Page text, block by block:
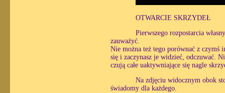
OTWARCIE SKRZYDEŁ
Pierwszego rozpostarcia
zauważyć.
Nie można też tego porównać z czymś
się i zaczynasz je widzieć, odczuwać.
czują całe uaktywniające się nagle
Na zdjęciu widocznym obok
świadomy dla każdego.